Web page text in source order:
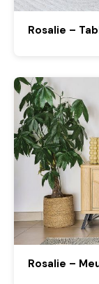
Rosalie –
Rosalie –